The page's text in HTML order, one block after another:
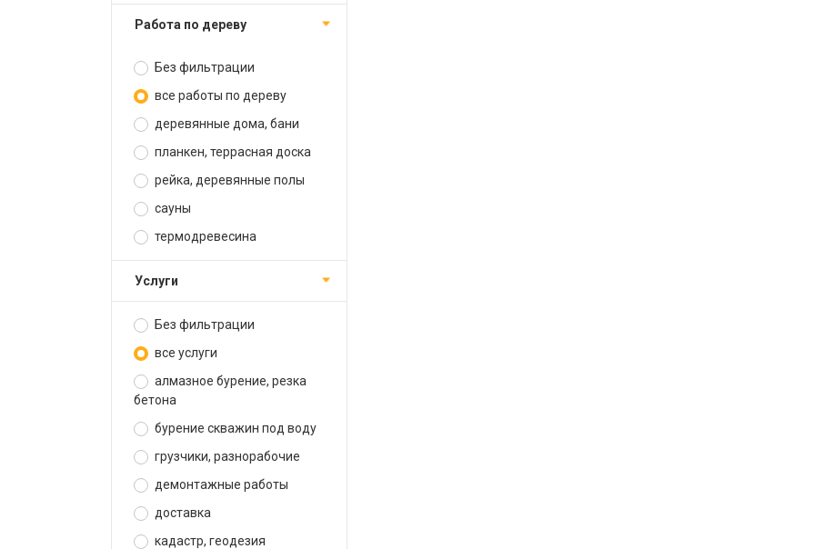
работа по дереву
Без фильтрации
все работы по дереву
деревянные дома, бани
планкен, террасная доска
рейка, деревянные полы
сауны
термодревесина
услуги
Без фильтрации
все услуги
алмазное бурение, резка
бетона
бурение скважин под воду
грузчики, разнорабочие
демонтажные работы
доставка
кадастр, геодезия